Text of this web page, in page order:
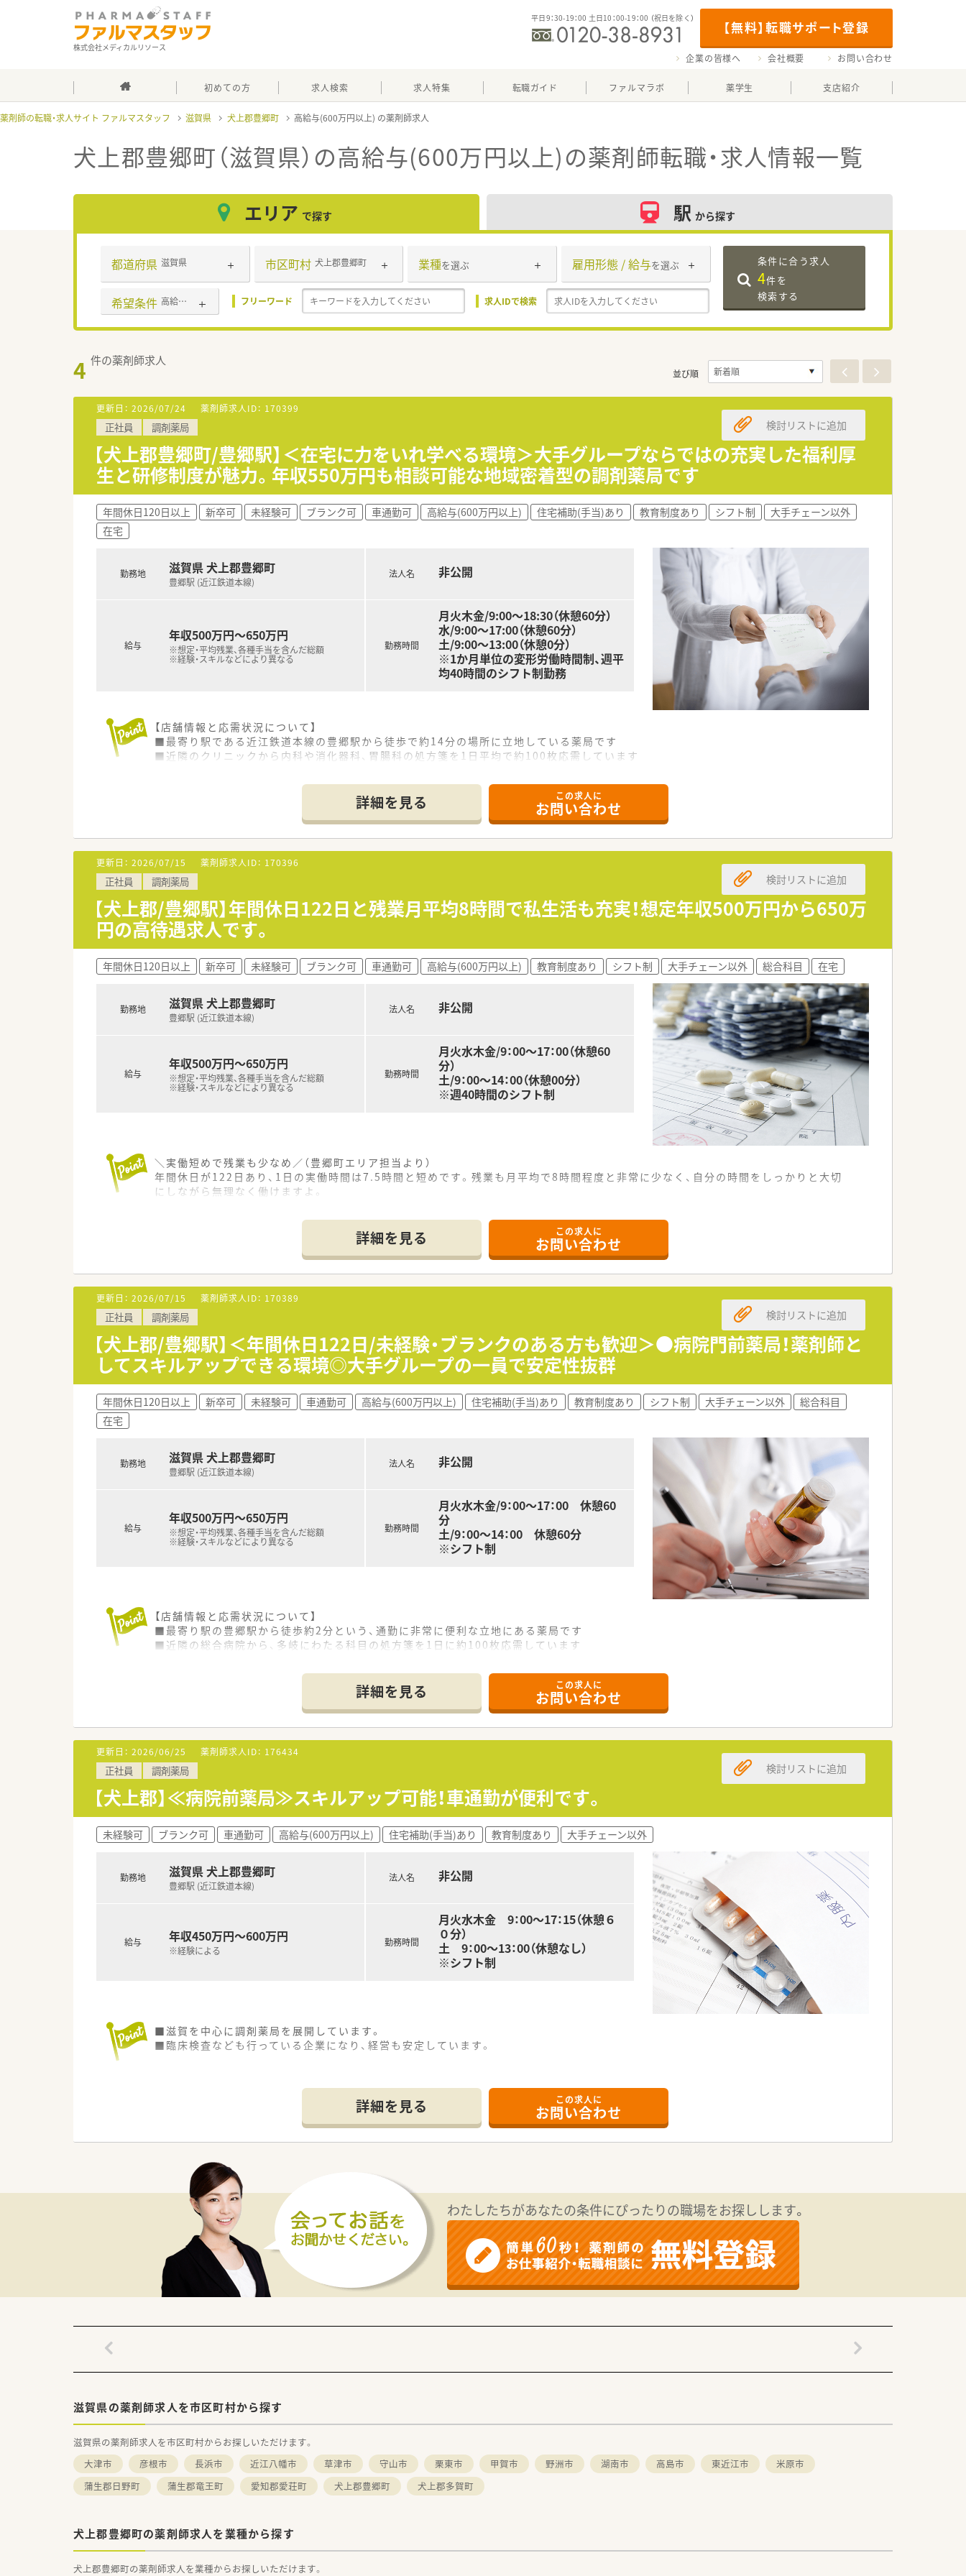
株式会社メディカルリソース
【無料】転職サポート登録
平日9：30-19：00 土日10：00-19：00 （祝日を除く）
企業の皆様へ 会社概要 お問い合わせ
初めての方 求人検索 求人特集 転職ガイド ファルマラボ 薬学生 支店紹介
薬剤師の転職・求人サイト ファルマスタッフ 滋賀県 犬上郡豊郷町 高給与(600万円以上)
犬上郡豊郷町（滋賀県）の高給与(600万円以上)の薬剤師転職・求人情報一覧
エリア で探す 駅 から探す
都道府県 滋賀県 市区町村 犬上郡豊郷町 業種を選ぶ 雇用形態 / 給与を選ぶ
希望条件 高給与(600万円以上) フリーワード 求人IDで検索
条件に合う求人
4件を
検索する
4 件の薬剤師求人
並び順
更新日： 2026/07/24 薬剤師求人ID： 170399
正社員 調剤薬局
【犬上郡豊郷町/豊郷駅】＜在宅に力をいれ学べる環境＞大手グループならではの充実した福利厚
生と研修制度が魅力。年収550万円も相談可能な地域密着型の調剤薬局です
検討リストに追加
年間休日120日以上 新卒可 未経験可 ブランク可 車通勤可 高給与(600万円以上) 住宅補助(手当)あり 教育制度あり シフト制
大手チェーン以外
在宅
勤務地 滋賀県 犬上郡豊郷町
豊郷駅 (近江鉄道本線)
給与
年収500万円～650万円
※想定・平均残業、各種手当を含んだ総額
※経験・スキルなどにより異なる
法人名 非公開
勤務時間
月火木金/9:00〜18:30（休憩60分）
水/9:00〜17:00（休憩60分）
土/9:00〜13:00（休憩0分）
※1か月単位の変形労働時間制、週平
均40時間のシフト制勤務
【店舗情報と応需状況について】
■最寄り駅である近江鉄道本線の豊郷駅から徒歩で約14分の場所に立地している薬局です
■近隣のクリニックから内科や消化器科、胃腸科の処方箋を1日平均で約100枚応需しています
■今回は体制強化のための欠員補充となり、地域医療に貢献いただける新たな仲間を募集しています
■患者様一人ひとりに寄り添いながら、丁寧で温かみのあるコミュニケーションが取れる方を求めています
■チームワークを尊重し、他のスタッフと積極的に連携しながら業務に取り組める方を歓迎します
【求人情報について】
■これまでのご経験やご年齢を考慮し、年収500万円から550万円の範囲で優遇いたします
■借上社宅制度や退職金制度、選択型福利厚生制度など、大手グループならではの制度が整っています
■年間休日は124日と豊富で、完全週休2日制を採用しており、プライベートとの両立が可能です
【勤務実態について】
■1日の実働時間は7時間30分、週37時間30分勤務で、法定労働時間よりも短く設定されています
■月間の平均残業時間は8時間から9時間程度と少なく、ワークライフバランスを重視できます
■有給休暇は法定通りに付与され、夏季休暇や年末年始と合わせた長期休暇の取得も相談可能です
詳細を見る この求人に
お問い合わせ
更新日： 2026/07/15 薬剤師求人ID： 170396
正社員 調剤薬局
【犬上郡/豊郷駅】年間休日122日と残業月平均8時間で私生活も充実！想定年収500万円から650万
円の高待遇求人です。
検討リストに追加
年間休日120日以上 新卒可 未経験可 ブランク可 車通勤可 高給与(600万円以上) 教育制度あり シフト制 大手チェーン以外 総合科目 在宅
勤務地 滋賀県 犬上郡豊郷町
豊郷駅 (近江鉄道本線)
給与
年収500万円～650万円
※想定・平均残業、各種手当を含んだ総額
※経験・スキルなどにより異なる
法人名 非公開
勤務時間
月火水木金/9：00～17：00（休憩60
分）
土/9：00～14：00（休憩00分）
※週40時間のシフト制
＼実働短めで残業も少なめ／（豊郷町エリア担当より）
年間休日が122日あり、1日の実働時間は7.5時間と短めです。残業も月平均で8時間程度と非常に少なく、自分の時間をしっかりと大切
にしながら無理なく働けますよ。
■最寄り駅である豊郷駅から徒歩2分と、通勤に極めて便利な駅近の好立地に位置する薬局です。
■門前の総合病院から内科や精神科など幅広い科目の処方箋を1日約70枚応需しております。
■現在は常勤1名とパート2名の薬剤師に加えて、事務スタッフも在籍して協力し合っています。
【募集背景と求める人物像について】
■今回は体制強化のための欠員補充となっており、安定して長く勤務できる正社員を募集します。
■地域医療の発展に貢献したいという高い意欲を持った前向きな方を心よりお待ちしています。
■しっかりと調剤の経験をお持ちの方や、周囲と良好なコミュニケーションが取れる方を歓迎します。
【法人特徴について】
■滋賀県内で12店舗の調剤薬局を展開しており、地域に深く根ざした安定した地場チェーンです。
■大手グループ傘下のため、風通しの良さと大手同様の手厚い福利厚生を両立させております。
【求人情報について】
■正社員の勤務薬剤師として、腰を据えて長期にわたり活躍していただける環境を整えています。
■提示年収は500万円から600万円を想定しており、ご経験に応じて高年収も目指せます。
■近隣エリアの店舗をカバーするラウンダー勤務が可能な方は、最大年収650万円の提示も可能です。
詳細を見る この求人に
お問い合わせ
更新日： 2026/07/15 薬剤師求人ID： 170389
正社員 調剤薬局
【犬上郡/豊郷駅】＜年間休日122日/未経験・ブランクのある方も歓迎＞●病院門前薬局！薬剤師と
してスキルアップできる環境◎大手グループの一員で安定性抜群
検討リストに追加
年間休日120日以上 新卒可 未経験可 車通勤可 高給与(600万円以上) 住宅補助(手当)あり 教育制度あり シフト制 大手チェーン以外
総合科目
在宅
勤務地 滋賀県 犬上郡豊郷町
豊郷駅 (近江鉄道本線)
給与
年収500万円～650万円
※想定・平均残業、各種手当を含んだ総額
※経験・スキルなどにより異なる
法人名 非公開
勤務時間
月火水木金/9：00～17：00 休憩60
分
土/9：00～14：00 休憩60分
※シフト制
【店舗情報と応需状況について】
■最寄り駅の豊郷駅から徒歩約2分という、通勤に非常に便利な立地にある薬局です
■近隣の総合病院から、多岐にわたる科目の処方箋を1日に約100枚応需しています
■滋賀県内に12店舗の調剤薬局を展開し、地域に密着した医療サービスを提供しています
■大手調剤薬局グループの一員であり、安定した経営基盤と充実した福利厚生が魅力です
■代表が薬剤師のため現場への理解が深く、年に一度全社員との個別面談を実施しています
【求人情報について】
■ご経験や年齢を考慮の上、年収500万円から600万円の範囲で給与が決定されます
■借上社宅制度や選択型福利厚生制度など、大手グループならではの充実した福利厚生があります
■年間休日は124日と多く、プライベートの時間もしっかりと確保できる職場環境です
【勤務実態について】
■1日の実働は7時間30分で週37時間30分勤務と、法定より短い労働時間が特徴です
■夏季休暇や年末年始休暇も整備されており、有給休暇と合わせて長期休暇の相談も可能です
詳細を見る この求人に
お問い合わせ
更新日： 2026/06/25 薬剤師求人ID： 176434
正社員 調剤薬局
【犬上郡】≪病院前薬局≫スキルアップ可能！車通勤が便利です。
検討リストに追加
未経験可 ブランク可 車通勤可 高給与(600万円以上) 住宅補助(手当)あり 教育制度あり 大手チェーン以外
勤務地 滋賀県 犬上郡豊郷町
豊郷駅 (近江鉄道本線)
給与 年収450万円～600万円
※経験による
法人名 非公開
勤務時間
月火水木金 9：00～17：15（休憩６
０分）
土 9：00～13：00（休憩なし）
※シフト制
■滋賀を中心に調剤薬局を展開しています。
■臨床検査なども行っている企業になり、経営も安定しています。
詳細を見る この求人に
お問い合わせ
わたしたちがあなたの条件にぴったりの職場をお探しします。
滋賀県の薬剤師求人を市区町村から探す
滋賀県の薬剤師求人を市区町村からお探しいただけます。
大津市
彦根市 長浜市 近江八幡市 草津市 守山市 栗東市 甲賀市 野洲市 湖南市 高島市 東近江市
米原市
蒲生郡日野町
蒲生郡竜王町 愛知郡愛荘町 犬上郡豊郷町 犬上郡多賀町
犬上郡豊郷町の薬剤師求人を業種から探す
犬上郡豊郷町の薬剤師求人を業種からお探しいただけます。